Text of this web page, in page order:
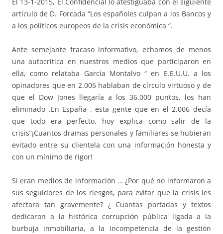
El 13-1-2015, El Confidencial lo atestiguaba con el siguiente
artículo de D. Forcada “Los españoles culpan a los Bancos y
a los políticos europeos de la crisis económica “.
Ante semejante fracaso informativo, echamos de menos
una autocrítica en nuestros medios que participaron en
ella, como relataba García Montalvo “ en E.E.U.U. a los
opinadores que en 2.005 hablaban de círculo virtuoso y de
que el Dow Jones llegaría a los 36.000 puntos, los han
eliminado .En España , esta gente que en el 2.006 decía
que todo era perfecto, hoy explica como salir de la
crisis”¡Cuantos dramas personales y familiares se hubieran
evitado entre su clientela con una información honesta y
con un mínimo de rigor!
Si eran medios de información … ¿Por qué no informaron a
sus seguidores de los riesgos, para evitar que la crisis les
afectara tan gravemente? ¿ Cuantas portadas y textos
dedicaron a la histórica corrupción pública ligada a la
burbuja inmobiliaria, a la incompetencia de la gestión